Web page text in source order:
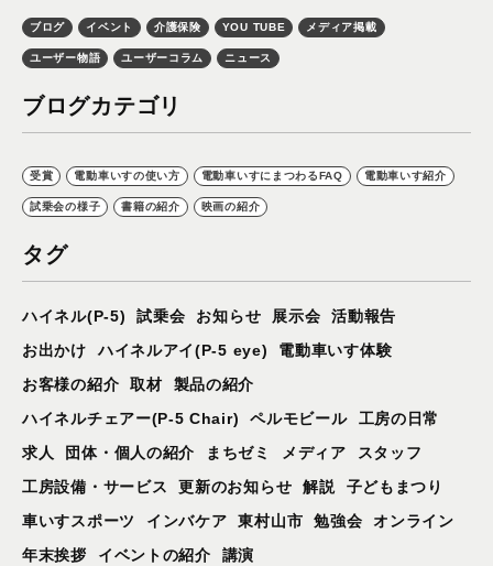
ブログ イベント 介護保険 YOU TUBE メディア掲載
ユーザー物語 ユーザーコラム ニュース
ブログカテゴリ
受賞 電動車いすの使い方 電動車いすにまつわるFAQ 電動車いす紹介
試乗会の様子 書籍の紹介 映画の紹介
タグ
ハイネル(P-5) 試乗会 お知らせ 展示会
活動報告
お出かけ
ハイネルアイ(P-5 eye)
電動車いす体験
お客様の紹介
取材
製品の紹介
ハイネルチェアー(P-5 Chair)
ペルモビール
工房の日常
求人
団体・個人の紹介 まちゼミ メディア
スタッフ
工房設備・サービス
更新のお知らせ 解説
子どもまつり
車いすスポーツ
インバケア 東村山市 勉強会
オンライン
年末挨拶
イベントの紹介
講演